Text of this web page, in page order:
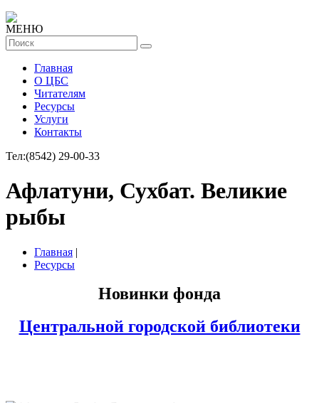
МЕНЮ
Главная
О ЦБС
Читателям
Ресурсы
Услуги
Контакты
Тел:(8542) 29-00-33
Афлатуни, Сухбат. Великие
рыбы
Главная |
Ресурсы
Новинки фонда
Центральной городской библиотеки